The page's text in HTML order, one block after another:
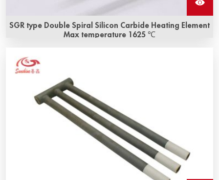
SGR type Double Spiral Silicon Carbide Heating Element
Max temperature 1625 ℃
precio razonable! Nuestro negocio abarca Elementos
Calefactores de SiC y elementos calefactores de
molibdeno disiliciuro (mosi2), entre otros.